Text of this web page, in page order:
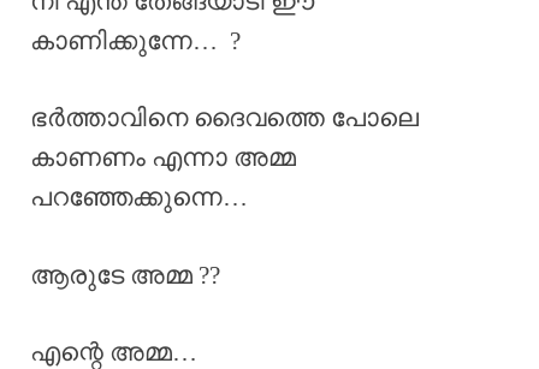
കാണിക്കുന്നേ… ?
ഭർത്താവിനെ ദൈവത്തെ പോലെ
കാണണം എന്നാ അമ്മ
പറഞ്ഞേക്കുന്നെ…
ആരുടേ അമ്മ ??
എന്റെ അമ്മ…